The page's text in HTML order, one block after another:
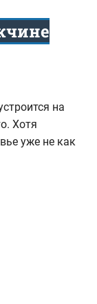
на
Хотя
уже не как